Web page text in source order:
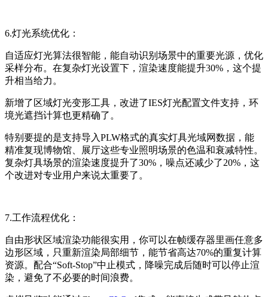
6.灯光系统优化：
自适应灯光算法很智能，能自动识别场景中的重要光源，优化
采样分布。在复杂灯光设置下，渲染速度能提升30%，这个提
升相当给力。
新增了区域灯光变形工具，改进了IES灯光配置文件支持，环
境光遮挡计算也更精确了。
特别要提的是支持导入PLW格式的真实灯具光域网数据，能
精准复现博物馆、展厅这些专业照明场景的色温和衰减特性。
复杂灯具场景的渲染速度提升了30%，噪点还减少了20%，这
个改进对专业用户来说太重要了。
7.工作流程优化：
自由形状区域渲染功能很实用，你可以在帧缓存器里画任意多
边形区域，只重新渲染局部细节，能节省高达70%的重复计算
资源。配合“Soft-Stop”中止模式，降噪完成后随时可以停止渲
染，避免了不必要的时间浪费。